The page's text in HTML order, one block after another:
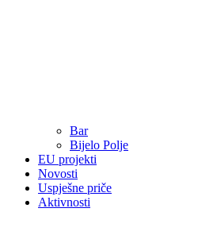
Bar
Bijelo Polje
EU projekti
Novosti
Uspješne priče
Aktivnosti